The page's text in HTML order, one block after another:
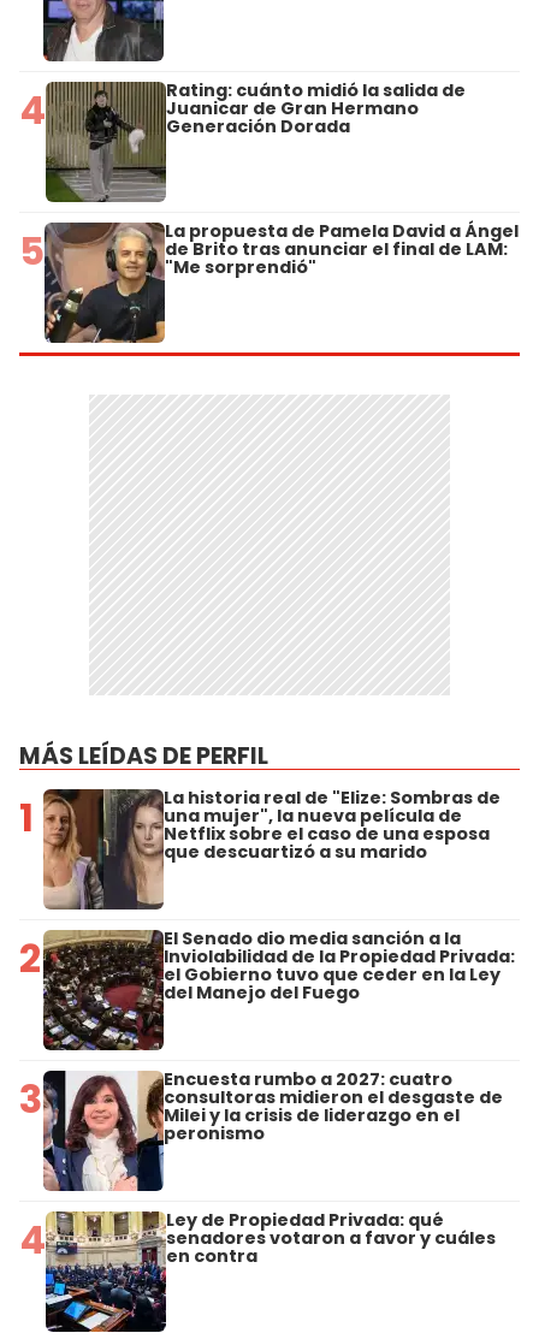
4 Rating: cuánto midió la salida de
Juanicar de Gran Hermano
Generación Dorada
5 La propuesta de Pamela David a Ángel
de Brito tras anunciar el final de LAM:
"Me sorprendió"
MÁS LEÍDAS DE PERFIL
1 La historia real de "Elize: Sombras de
una mujer", la nueva película de
Netflix sobre el caso de una esposa
que descuartizó a su marido
2 El Senado dio media sanción a la
Inviolabilidad de la Propiedad Privada:
el Gobierno tuvo que ceder en la Ley
del Manejo del Fuego
3 Encuesta rumbo a 2027: cuatro
consultoras midieron el desgaste de
Milei y la crisis de liderazgo en el
peronismo
4 Ley de Propiedad Privada: qué
senadores votaron a favor y cuáles
en contra